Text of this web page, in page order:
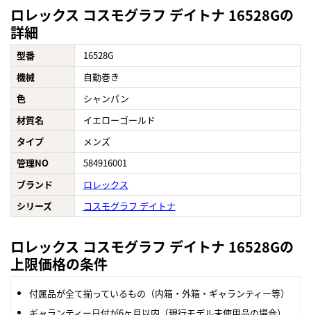
ロレックス コスモグラフ デイトナ 16528Gの
詳細
型番
16528G
機械
自動巻き
色
シャンパン
材質名
イエローゴールド
タイプ
メンズ
管理NO
584916001
ブランド
ロレックス
シリーズ
コスモグラフ デイトナ
ロレックス コスモグラフ デイトナ 16528Gの
上限価格の条件
付属品が全て揃っているもの（内箱・外箱・ギャランティー等）